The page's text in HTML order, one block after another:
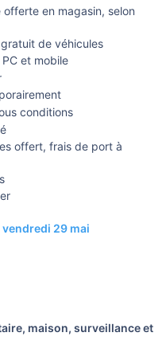
offerte en magasin, selon
de véhicules
et mobile
conditions
offert, frais de port à
29 mai
maison, surveillance et